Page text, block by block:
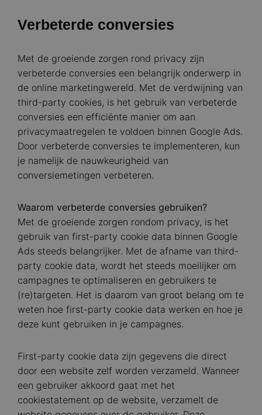
Verbeterde conversies
Met de groeiende zorgen rond privacy zijn
verbeterde conversies een belangrijk onderwerp in
de online marketingwereld. Met de verdwijning van
third-party cookies, is het gebruik van verbeterde
conversies een efficiënte manier om aan
privacymaatregelen te voldoen binnen Google Ads.
Door verbeterde conversies te implementeren, kun
je namelijk de nauwkeurigheid van
conversiemetingen verbeteren.
Waarom verbeterde conversies gebruiken?
Met de groeiende zorgen rondom privacy, is het
gebruik van first-party cookie data binnen Google
Ads steeds belangrijker. Met de afname van third-
party cookie data, wordt het steeds moeilijker om
campagnes te optimaliseren en gebruikers te
(re)targeten. Het is daarom van groot belang om te
weten hoe first-party cookie data werken en hoe je
deze kunt gebruiken in je campagnes.
First-party cookie data zijn gegevens die direct
door een website zelf worden verzameld. Wanneer
een gebruiker akkoord gaat met het
cookiestatement op de website, verzamelt de